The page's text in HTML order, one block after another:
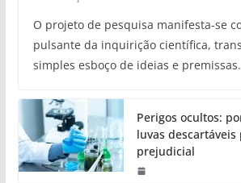
O projeto de pesquisa manifesta-se
pulsante da inquirição científica,
simples esboço de ideias e premissas.
Perigos ocultos:
luvas descartáveis
prejudicial